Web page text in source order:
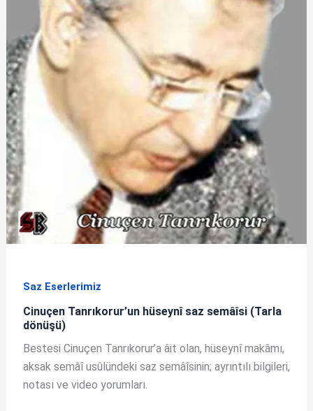
Saz Eserlerimiz
Cinuçen Tanrıkorur’un hüseynî saz semâîsi (Tarla
dönüşü)
Bestesi Cinuçen Tanrıkorur’a âit olan, hüseynî makâmı,
aksak semâî usûlündeki saz semâîsinin; ayrıntılı bilgileri,
notası ve video yorumları.